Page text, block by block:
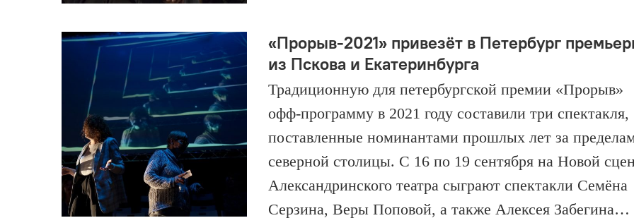
«Прорыв-2021» привезёт в Петербург
из Пскова и Екатеринбурга
Традиционную для петербургской премии «Прорыв»
офф-программу в 2021 году составили три спектакля,
поставленные номинантами прошлых лет за
северной столицы. С 16 по 19 сентября на Новой
Александринского театра сыграют спектакли Семёна
Серзина, Веры Поповой, а также Алексея Забегина…